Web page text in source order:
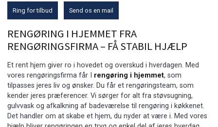
Ring for tilbud Send os en mail
RENGØRING I HJEMMET FRA
RENGØRINGSFIRMA – FÅ STABIL HJÆLP
Et rent hjem giver ro i hovedet og overskud i hverdagen. Med
vores rengøringsfirma får I rengøring i hjemmet, som
tilpasses jeres liv og ønsker. Du får et rengøringsteam, som
kender jeres præferencer. Vi sørger for alt fra støvsugning,
gulvvask og afkalkning af badeværelse til rengøring i køkkenet.
Det handler om at skabe et hjem, du nyder at være i. Med vores